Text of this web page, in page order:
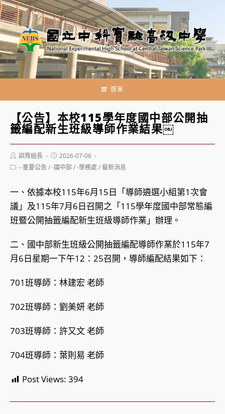
跳
轉
至
主
要
內
選單
【公告】本校115學年度國中部公開抽
籤編配新生班級導師作業結果￼
Post
author:
訓育組長
Post
published:
2026-07-06
Post--重要公告/-國中部/-學務處 /最新消息
一、依據本校115年6月15日「導師遴選小組第1次會
議」及115年7月6日召開之「115學年度國中部常態編
班暨公開抽籤編配新生班級導師作業」辦理。
二、國中部新生班級公開抽籤編配導師作業於115年7
月6日星期一下午12：25召開，導師編配結果如下：
701班導師：林建宏 老師
702班導師：劉美妍 老師
703班導師：許又文 老師
704班導師：葉則易 老師
Post Views: 394